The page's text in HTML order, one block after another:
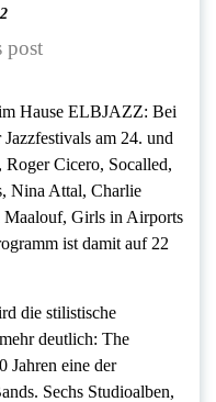
post
Hause ELBJAZZ: Bei
am 24. und
Cicero, Socalled,
Nina Attal, Charlie
Girls in Airports
ist damit auf 22
die stilistische
deutlich: The
Jahren eine der
Sechs Studioalben,